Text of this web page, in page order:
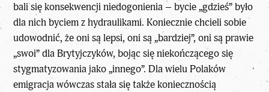
bali się konsekwencji niedogonienia – bycie „gdzieś” było
dla nich byciem z hydraulikami. Koniecznie chcieli sobie
udowodnić, że oni są lepsi, oni są „bardziej”, oni są prawie
„swoi” dla Brytyjczyków, bojąc się niekończącego się
stygmatyzowania jako „innego”. Dla wielu Polaków
emigracja wówczas stała się także koniecznością